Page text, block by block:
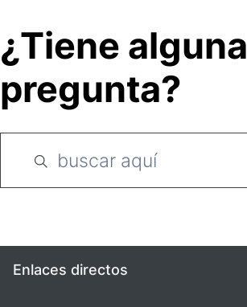
¿Tiene alguna
pregunta?
Enlaces directos